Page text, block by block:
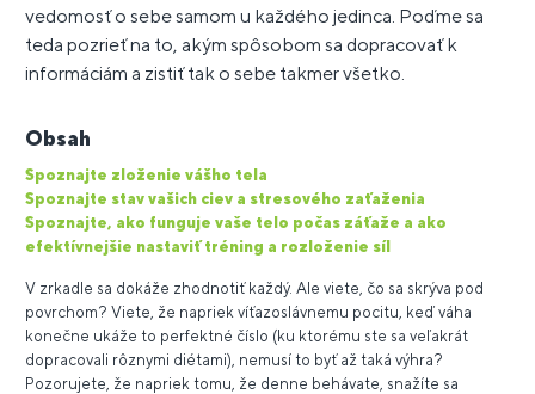
vedomosť o sebe samom u každého jedinca. Poďme sa
teda pozrieť na to, akým spôsobom sa dopracovať k
informáciám a zistiť tak o sebe takmer všetko.
Obsah
Spoznajte zloženie vášho tela
Spoznajte stav vašich ciev a stresového zaťaženia
Spoznajte, ako funguje vaše telo počas záťaže a ako
efektívnejšie nastaviť tréning a rozloženie síl
V zrkadle sa dokáže zhodnotiť každý. Ale viete, čo sa skrýva pod
povrchom? Viete, že napriek víťazoslávnemu pocitu, keď váha
konečne ukáže to perfektné číslo (ku ktorému ste sa veľakrát
dopracovali rôznymi diétami), nemusí to byť až taká výhra?
Pozorujete, že napriek tomu, že denne behávate, snažíte sa